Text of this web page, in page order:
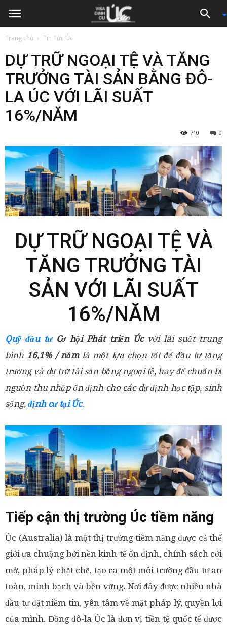
Trang chủ Tin Tức Úc
DỰ TRỮ NGOẠI TỆ VÀ TĂNG
TRƯỞNG TÀI SẢN BẰNG ĐÔ-
LA ÚC VỚI LÃI SUẤT
16%/NĂM
0
710
DỰ TRỮ NGOẠI TỆ VÀ
TĂNG TRƯỞNG TÀI
SẢN VỚI LÃI SUẤT
16%/NĂM
Quỹ đầu tưCơ hội Phát triển Úcvới lãi suất trung
bình 16,1% / nămlà một lựa chọn tốt để đầu tư tăng
trưởng và dự trữ tài sản bằng ngoại tệ, hay để chuẩn bị
nguồn thu nhập ổn định cho các dự định học tập, sinh
sống, định cư tại Úc.
Tiếp cận thị trường Úc tiềm năng
Úc (Australia) là một thị trường tiềm năng được cả thế
giới ưa chuộng bởi nền kinh tế ổn định, chính sách cởi
mở, pháp lý chặt chẽ, tạo ra một môi trường đầu tư an
toàn, minh bạch và bền vững. Nơi đây được nhiều nhà
đầu tư đặt niềm tin, yên tâm về mặt pháp lý, quyền lợi
của mình. Đồng đô-la Úc là đơn vị tiền tệ quốc tế được